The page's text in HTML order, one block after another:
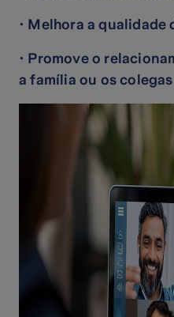
• Melhora a qualidade
• Promove o
a família ou os